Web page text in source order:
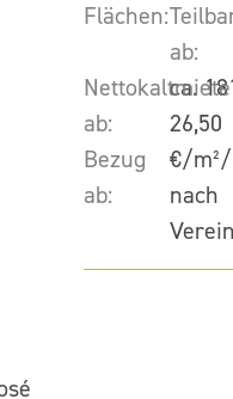
Flächen:
ab:
ca.
Nettokaltmiete
ab:
26,50
€/
Bezug
ab:
nach